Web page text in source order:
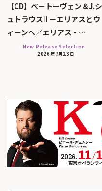
【CD】ベートーヴェン＆J.シ
ュトラウスII －エリアスとウ
ィーンへ／エリアス・…
New Release Selection
2026年7月23日